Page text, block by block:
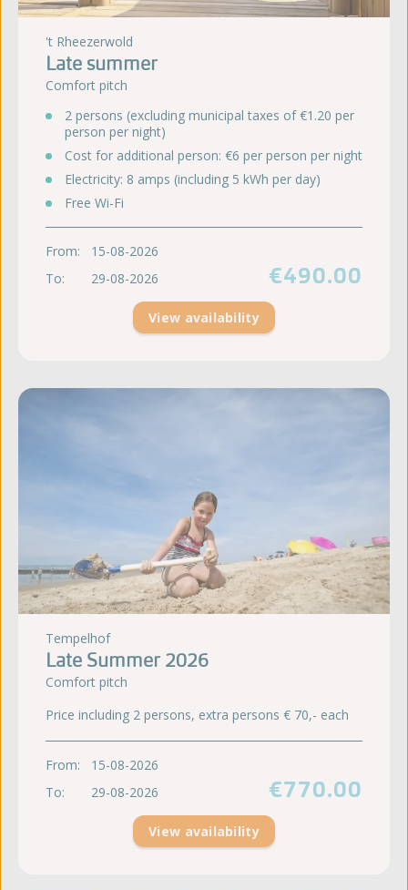
't Rheezerwold
Late summer
Comfort pitch
2 persons (excluding municipal taxes of €1.20 per
person per night)
Cost for additional person: €6 per person per night
Electricity: 8 amps (including 5 kWh per day)
Free Wi-Fi
From:
15-08-2026
To:
29-08-2026 €490.00
View availability
Tempelhof
Late Summer 2026
Comfort pitch
Price including 2 persons, extra persons € 70,- each
From:
15-08-2026
To:
29-08-2026 €770.00
View availability